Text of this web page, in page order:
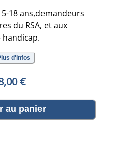
18 ans,demandeurs
du RSA, et aux
handicap.
d'infos
€
au panier